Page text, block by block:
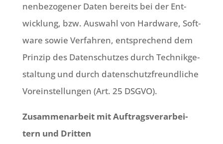
nen­be­zo­ge­ner Daten bereits bei der Ent­
wick­lung, bzw. Aus­wahl von Hard­ware, Soft­
ware sowie Ver­fah­ren, ent­spre­chend dem
Prin­zip des Daten­schut­zes durch Tech­nik­ge­
stal­tung und durch daten­schutz­freund­li­che
Vor­ein­stel­lun­gen (Art. 25 DSGVO).
Zusam­men­ar­beit mit Auf­trags­ver­ar­bei­
tern und Drit­ten